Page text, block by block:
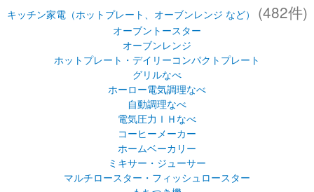
ホーロー電気調理なべ
自動調理なべ
電気圧力ＩＨなべ
コーヒーメーカー
ホームベーカリー
ミキサー・ジューサー
マルチロースター・フィッシュロースター
もちつき機
ヨーグルトメーカー
食器乾燥器
食器洗い乾燥機
温泉たまご器
IH調理器